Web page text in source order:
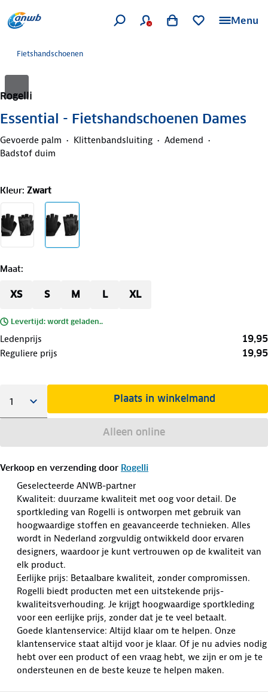
Menu
Fietshandschoenen
Rogelli
Essential - Fietshandschoenen Dames
Gevoerde palm Klittenbandsluiting
Ademend
Badstof duim
Kleur: Zwart
Maat:
XS S M L XL
Levertijd: wordt geladen..
Ledenprijs 19,95
Reguliere prijs 19,95
Plaats in winkelmand
Alleen online
Verkoop en verzending door Rogelli
Geselecteerde ANWB-partner
Kwaliteit: duurzame kwaliteit met oog voor detail. De
sportkleding van Rogelli is ontworpen met gebruik van
hoogwaardige stoffen en geavanceerde technieken. Alles
wordt in Nederland zorgvuldig ontwikkeld door ervaren
designers, waardoor je kunt vertrouwen op de kwaliteit van
elk product.
Eerlijke prijs: Betaalbare kwaliteit, zonder compromissen.
Rogelli biedt producten met een uitstekende prijs-
kwaliteitsverhouding. Je krijgt hoogwaardige sportkleding
voor een eerlijke prijs, zonder dat je te veel betaalt.
Goede klantenservice: Altijd klaar om te helpen. Onze
klantenservice staat altijd voor je klaar. Of je nu advies nodig
hebt over een product of een vraag hebt, we zijn er om je te
ondersteunen en de beste keuze te helpen maken.